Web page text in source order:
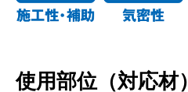
使用部位（対応材）